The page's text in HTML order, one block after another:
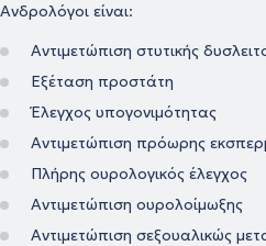
Ανδρολόγοι είναι:
Αντιμετώπιση στυτικής
Εξέταση προστάτη
Έλεγχος υπογονιμότητας
Αντιμετώπιση πρόωρης
Πλήρης ουρολογικός έλεγχος
Αντιμετώπιση ουρολοίμωξης
Αντιμετώπιση σεξουαλικώς